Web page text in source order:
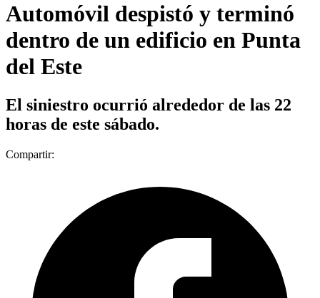
Automóvil despistó y terminó
dentro de un edificio en Punta
del Este
El siniestro ocurrió alrededor de las 22
horas de este sábado.
Compartir: